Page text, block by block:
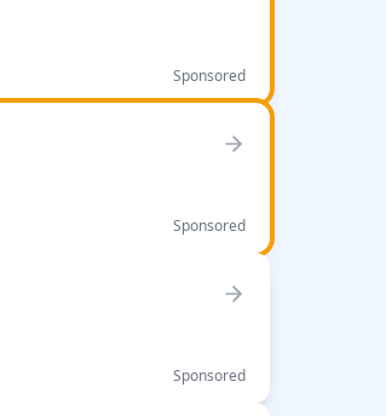
Sponsored
Sponsored
Sponsored